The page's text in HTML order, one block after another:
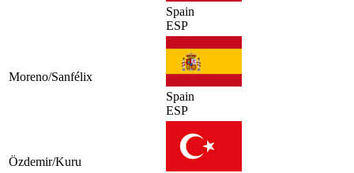
Spain
ESP
Moreno/Sanfélix
Spain
ESP
Özdemir/Kuru